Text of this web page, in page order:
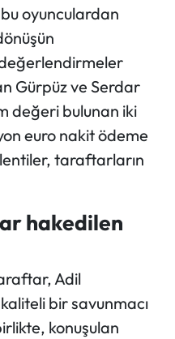
oyunculardan
Gürpüz ve Serdar
değeri bulunan iki
euro nakit ödeme
taraftarların
hakedilen
Adil
bir savunmacı
konuşulan